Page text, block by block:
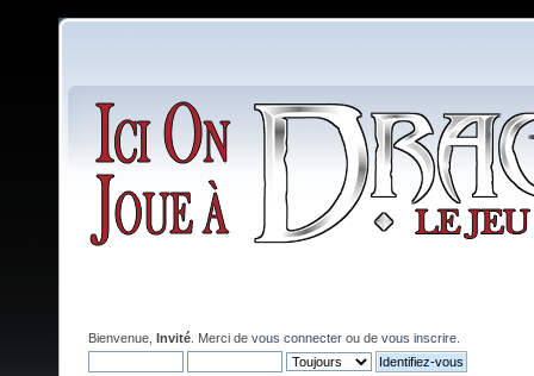
Bienvenue, Invité . Merci de vous connecter ou de vous inscrire